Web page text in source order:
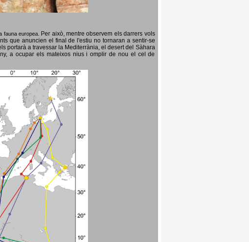
fauna europea. Per això, mentre observem els darrers vols
que anuncien el final de l'estiu no tornaran a sentir-se
portarà a travessar la Mediterrània, el desert del Sàhara
a ocupar els mateixos nius i omplir de nou el cel de